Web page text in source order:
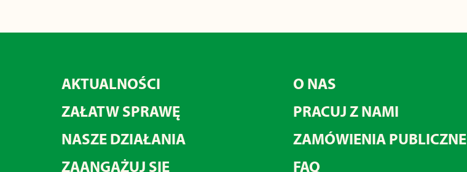
AKTUALNOŚCI
ZAŁATW SPRAWĘ
NASZE DZIAŁANIA
ZAANGAŻUJ SIĘ
O NAS
PRACUJ Z NAMI
ZAMÓWIENIA PUBLICZNE
FAQ